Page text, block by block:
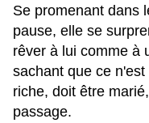
Se promenant dans
pause, elle se
rêver à lui comme à
sachant que ce
riche, doit être
passage.